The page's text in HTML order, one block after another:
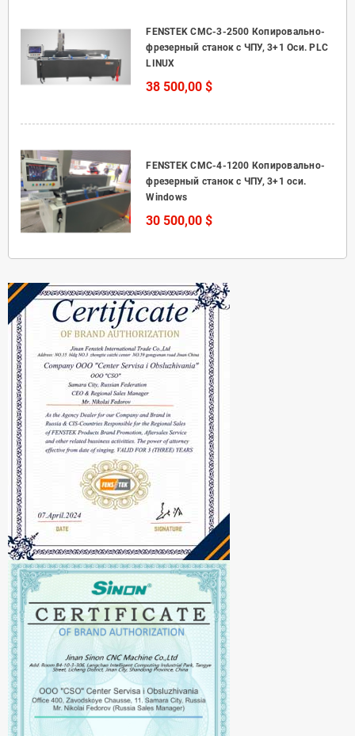
FENSTEK CMC-3-2500 Копировально-
фрезерный станок с ЧПУ, 3+1 Оси. PLC
LINUX
38 500,00 $
FENSTEK CMC-4-1200 Копировально-
фрезерный станок с ЧПУ, 3+1 оси.
Windows
30 500,00 $